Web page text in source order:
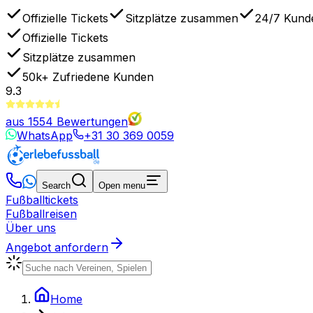
Offizielle Tickets Sitzplätze zusammen
24/7
Offizielle Tickets
Sitzplätze zusammen
50k+ Zufriedene Kunden
9.3
aus 1554 Bewertungen
WhatsApp
+31 30 369 0059
Search Open menu
Fußballtickets
Fußballreisen
Über uns
Angebot anfordern
Home